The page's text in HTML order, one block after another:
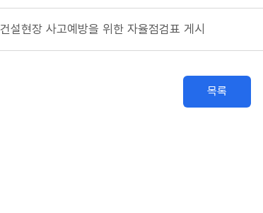
건설현장 사고예방을 위한 자율점검표 게시
목록